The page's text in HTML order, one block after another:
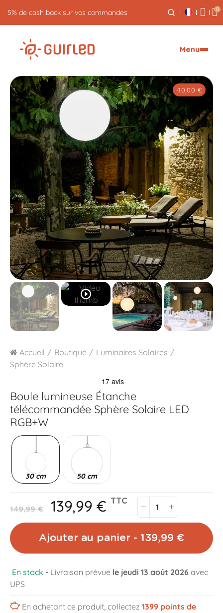
Retour gratuit pendant 30 jours
0
Menu
-10,00 €
play_circle_outline
Accueil Boutique
Luminaires Solaires
Sphère Solaire
Boule lumineuse Étanche
télécommandée Sphère Solaire LED
RGB+W
30 cm 50 cm
149,99 € 139,99 € TTC
Ajouter au panier - 139,99 €
En stock - Livraison prévue le jeudi 13 août 2026 avec
UPS
En achetant ce produit, collectez 1399points de